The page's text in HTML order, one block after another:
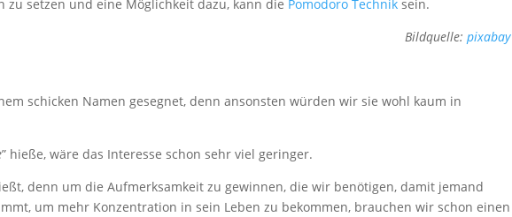
zu setzen und eine Möglichkeit dazu, kann die Pomodoro Technik sein.
Bildquelle:pixabay
schicken Namen gesegnet, denn ansonsten würden wir sie wohl kaum in
” hieße, wäre das Interesse schon sehr viel geringer.
denn um die Aufmerksamkeit zu gewinnen, die wir benötigen, damit jemand
um mehr Konzentration in sein Leben zu bekommen, brauchen wir schon einen